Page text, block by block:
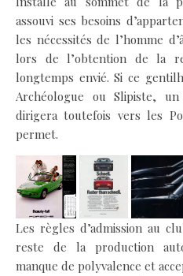
assouvi ses besoins
les nécessités de l’homme
lors de l’obtention de la
longtemps envié. Si ce
Archéologue ou Slipiste,
dirigera toutefois vers les
permet.
Les règles d’admission au
reste de la production
manque de polyvalence et